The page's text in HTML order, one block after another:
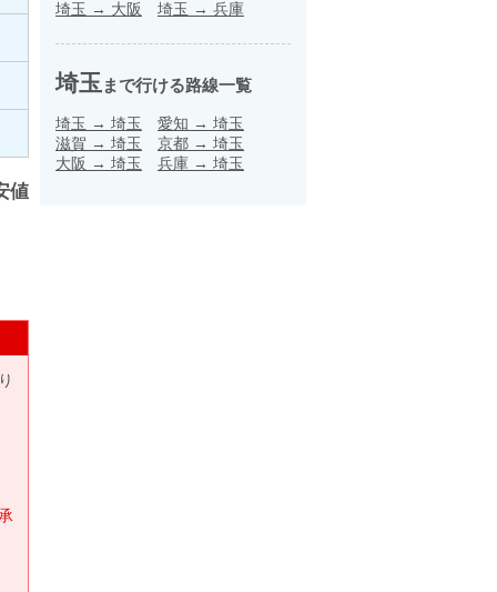
値
埼玉 → 大阪 埼玉 → 兵庫
埼玉 まで行ける路線一覧
埼玉 → 埼玉 愛知 → 埼玉
滋賀 → 埼玉 京都 → 埼玉
大阪 → 埼玉 兵庫 → 埼玉